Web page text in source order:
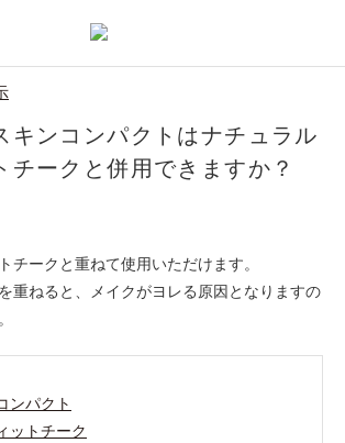
キンコンパクトはナチュラル
チークと併用できますか？
チークと重ねて使用いただけます。
重ねると、メイクがヨレる原因となりますの
ンパクト
ットチーク